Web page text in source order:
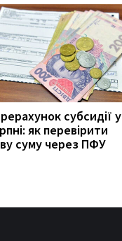
субсидії у
як перевірити
суму через ПФУ